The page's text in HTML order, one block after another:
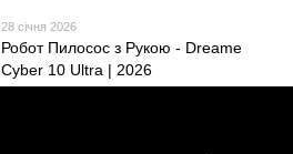
28 січня 2026
Робот Пилосос з Рукою - Dreame
Cyber 10 Ultra | 2026